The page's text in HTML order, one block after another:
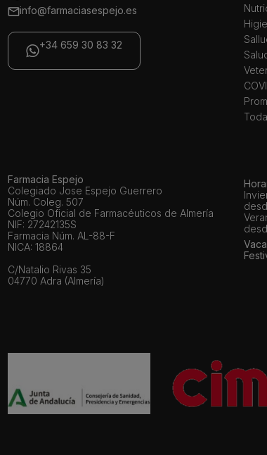
info@farmaciasespejo.es
+34 659 30 83 32
Farmacia Espejo
Colegiado Jose Espejo Guerrero
Núm. Coleg. 507
Colegio Oficial de Farmacéuticos de Almería
NIF: 27242135S
Farmacia Núm. AL-88-F
NICA: 18864
C/Natalio Rivas 35
04770 Adra (Almería)